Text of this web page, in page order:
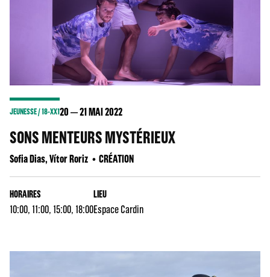
JEUNESSE / 18-XX120 21MAI 2022
SONS MENTEURS MYSTÉRIEUX
Sofia Dias, Vítor Roriz CRÉATION
HORAIRES
10:00, 11:00, 15:00, 18:00
LIEU
Espace Cardin